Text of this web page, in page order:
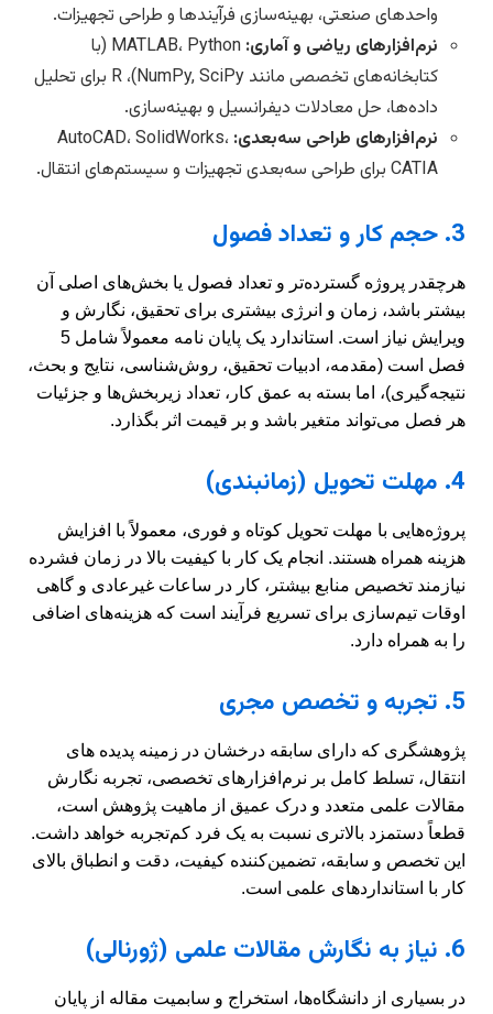
واحدهای صنعتی، بهینه‌سازی فرآیندها و طراحی تجهیزات.
نرم‌افزارهای ریاضی و آماری:
MATLAB، Python (با
کتابخانه‌های تخصصی مانند NumPy, SciPy)، R برای تحلیل
داده‌ها، حل معادلات دیفرانسیل و بهینه‌سازی.
نرم‌افزارهای طراحی سه‌بعدی: AutoCAD، SolidWorks،
CATIA برای طراحی سه‌بعدی تجهیزات و سیستم‌های انتقال.
3. حجم کار و تعداد فصول
هرچقدر پروژه گسترده‌تر و تعداد فصول یا بخش‌های اصلی آن
بیشتر باشد، زمان و انرژی بیشتری برای تحقیق، نگارش و
ویرایش نیاز است. استاندارد یک پایان نامه معمولاً شامل 5
فصل است (مقدمه، ادبیات تحقیق، روش‌شناسی، نتایج و بحث،
نتیجه‌گیری)، اما بسته به عمق کار، تعداد زیربخش‌ها و جزئیات
هر فصل می‌تواند متغیر باشد و بر قیمت اثر بگذارد.
4. مهلت تحویل (زمانبندی)
پروژه‌هایی با مهلت تحویل کوتاه و فوری، معمولاً با افزایش
هزینه همراه هستند. انجام یک کار با کیفیت بالا در زمان فشرده
نیازمند تخصیص منابع بیشتر، کار در ساعات غیرعادی و گاهی
اوقات تیم‌سازی برای تسریع فرآیند است که هزینه‌های اضافی
را به همراه دارد.
5. تجربه و تخصص مجری
پژوهشگری که دارای سابقه درخشان در زمینه پدیده های
انتقال، تسلط کامل بر نرم‌افزارهای تخصصی، تجربه نگارش
مقالات علمی متعدد و درک عمیق از ماهیت پژوهش است،
قطعاً دستمزد بالاتری نسبت به یک فرد کم‌تجربه خواهد داشت.
این تخصص و سابقه، تضمین‌کننده کیفیت، دقت و انطباق بالای
کار با استانداردهای علمی است.
6. نیاز به نگارش مقالات علمی (ژورنالی)
در بسیاری از دانشگاه‌ها، استخراج و سابمیت مقاله از پایان